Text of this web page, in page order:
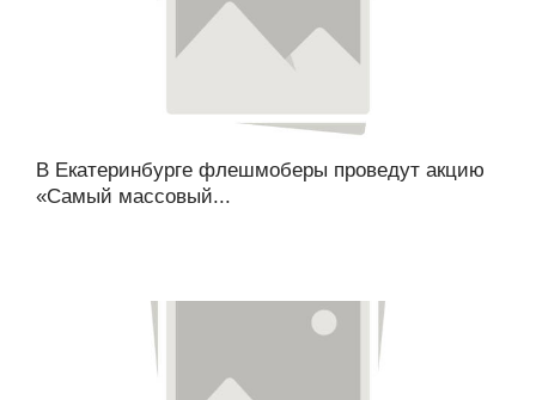
В Екатеринбурге флешмоберы проведут акцию
«Самый массовый...